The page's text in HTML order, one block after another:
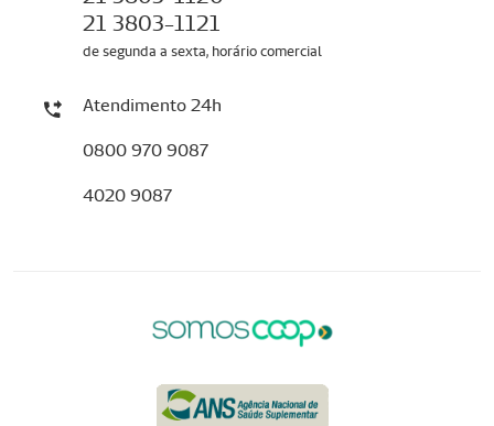
21 3803-1121
de segunda a sexta, horário comercial
Atendimento 24h
0800 970 9087
4020 9087